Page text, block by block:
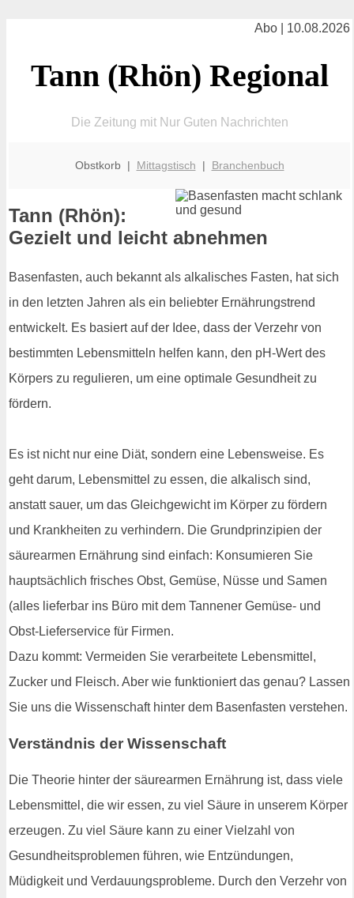
Abo | 10.08.2026
Tann (Rhön) Regional
Die Zeitung mit Nur Guten Nachrichten
Obstkorb | Mittagstisch | Branchenbuch
Tann (Rhön):
Gezielt und leicht abnehmen
Basenfasten, auch bekannt als alkalisches Fasten, hat sich
in den letzten Jahren als ein beliebter Ernährungstrend
entwickelt. Es basiert auf der Idee, dass der Verzehr von
bestimmten Lebensmitteln helfen kann, den pH-Wert des
Körpers zu regulieren, um eine optimale Gesundheit zu
fördern.
Es ist nicht nur eine Diät, sondern eine Lebensweise. Es
geht darum, Lebensmittel zu essen, die alkalisch sind,
anstatt sauer, um das Gleichgewicht im Körper zu fördern
und Krankheiten zu verhindern. Die Grundprinzipien der
säurearmen Ernährung sind einfach: Konsumieren Sie
hauptsächlich frisches Obst, Gemüse, Nüsse und Samen
(alles lieferbar ins Büro mit dem Tannener Gemüse- und
Obst-Lieferservice für Firmen.
Dazu kommt: Vermeiden Sie verarbeitete Lebensmittel,
Zucker und Fleisch. Aber wie funktioniert das genau? Lassen
Sie uns die Wissenschaft hinter dem Basenfasten verstehen.
Verständnis der Wissenschaft
Die Theorie hinter der säurearmen Ernährung ist, dass viele
Lebensmittel, die wir essen, zu viel Säure in unserem Körper
erzeugen. Zu viel Säure kann zu einer Vielzahl von
Gesundheitsproblemen führen, wie Entzündungen,
Müdigkeit und Verdauungsprobleme. Durch den Verzehr von